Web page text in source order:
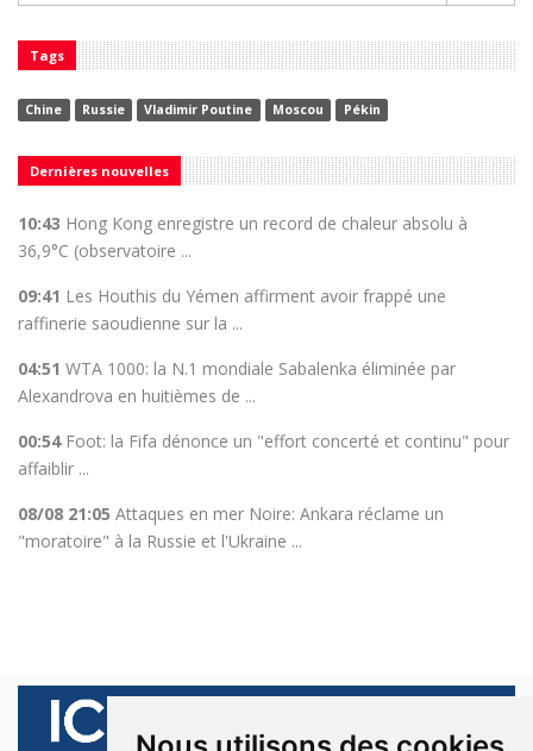
Tags
Chine Russie Vladimir Poutine Moscou Pékin
Dernières nouvelles
10:43 Hong Kong enregistre un record de chaleur absolu à
36,9°C (observatoire ...
09:41 Les Houthis du Yémen affirment avoir frappé une
raffinerie saoudienne sur la ...
04:51 WTA 1000: la N.1 mondiale Sabalenka éliminée par
Alexandrova en huitièmes de ...
00:54 Foot: la Fifa dénonce un "effort concerté et continu" pour
affaiblir ...
08/08 21:05 Attaques en mer Noire: Ankara réclame un
"moratoire" à la Russie et l'Ukraine ...